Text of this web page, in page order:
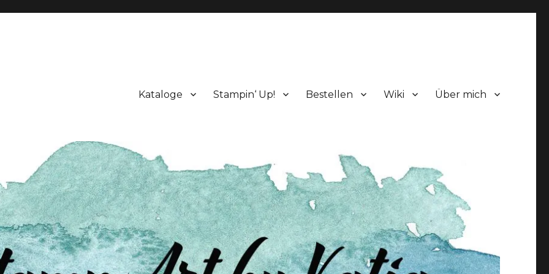
Kataloge Stampin‘ Up! Bestellen Wiki Über mich